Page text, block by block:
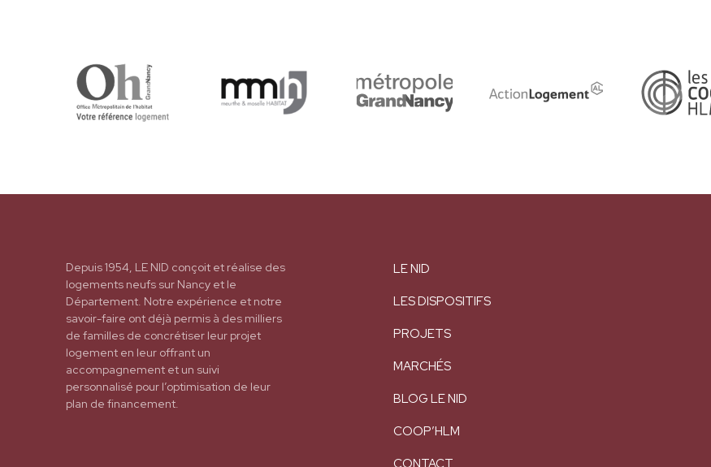
Depuis 1954, LE NID conçoit et réalise des
logements neufs sur Nancy et le
Département. Notre expérience et notre
savoir-faire ont déjà permis à des milliers
de familles de concrétiser leur projet
logement en leur offrant un
accompagnement et un suivi
personnalisé pour l’optimisation de leur
plan de financement.
LE NID
LES DISPOSITIFS
PROJETS
MARCHÉS
BLOG LE NID
COOP’HLM
CONTACT